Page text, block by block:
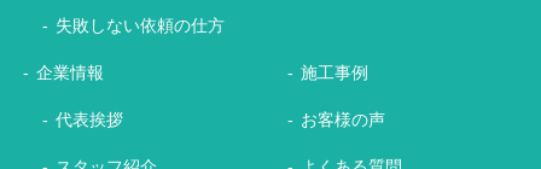
失敗しない依頼の仕方
企業情報
代表挨拶
施工事例
お客様の声